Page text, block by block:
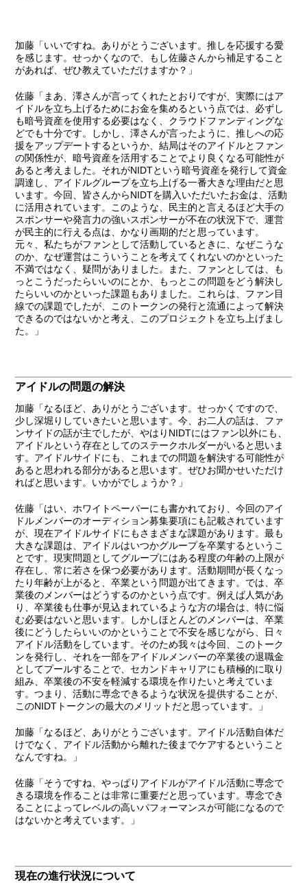
加藤「いいですね。ありがとうございます。推しを応援する愛
を感じます。せっかくなので、もし佐藤さんから補足すること
があれば、ぜひ教えていただけますか？」
佐藤「まあ、澤さんが言ってくれたとおりですが、実際にはア
イドルを立ち上げるためにお金を集めるという点では、必ずし
も暗号資産を使用する必要はなく、クラウドファンディングな
どでも十分です。しかし、澤さんが言ったように、推しへの応
援をアップデートするというか、結局はそのアイドルとファン
の関係性が、暗号資産を活用することでより良くなる可能性が
あると考えました。それがNIDTという暗号資産を発行して資金
調達し、アイドルグループを立ち上げる一番大きな理由だと思
います。今回、皆さんからNIDTを購入いただいたお金は、活動
に活用されています。このような、民主的と言えるほど大手の
スポンサーや発言力の強いスポンサーが不在の状況下で、運営
が民主的に行える点は、かなり画期的だと思っています。
元々、私たちがファンとして活動しているときに、なぜこうな
のか、なぜ運営はこういうことを考えてくれないのかといった
不満ではなく、疑問がありました。また、ファンとしては、も
っとこうだったらいいのにとか、もっとこの問題をどう解決し
たらいいのかといった課題もありました。これらは、ファン目
線での課題でしたが、このトークンの発行と流通によって解決
できるのではないかと考え、このプロジェクトを立ち上げまし
た。」
アイドルの問題の解決
加藤「なるほど、ありがとうございます。せっかくですので、
少し深堀りしていきたいと思います。今、お二人の話は、ファ
ンサイドの話が主でしたが、やはりNIDTにはファン以外にも、
アイドルという存在としてのステークホルダーがいると思いま
す。アイドルサイドにも、これまでの問題を解決する可能性が
あると思われる部分があると思います。ぜひお聞かせいただけ
ればと思います。いかがでしょうか？」
佐藤「はい、ホワイトペーパーにも書かれており、今回のアイ
ドルメンバーのオーディション募集要項にも記載されています
が、現在アイドルサイドにもさまざまな課題があります。最も
大きな課題は、アイドルはいつかグループを卒業するというこ
とです。現実問題としてグループにはある程度の年齢の上限が
存在し、常に若さを保つ必要があります。活動期間が長くなっ
たり年齢が上がると、卒業という問題が出てきます。では、卒
業後のメンバーはどうするのかという点です。例えば人気があ
り、卒業後も仕事が見込まれているような方の場合は、特に悩
む必要はないと思います。しかしほとんどのメンバーは、卒業
後にどうしたらいいのかということで不安を感じながら、日々
アイドル活動をしています。そのため我々は今回、このトーク
ンを発行し、それを一部をアイドルメンバーの卒業後の退職金
としてプールすることで、セカンドキャリアにも積極的に取り
組み、卒業後の不安を軽減する環境を作りたいと考えていま
す。つまり、活動に専念できるような状況を提供することが、
このNIDTトークンの最大のメリットだと思っています。」
加藤「なるほど、ありがとうございます。アイドル活動自体だ
けでなく、アイドル活動から離れた後までケアするということ
なんですね。」
佐藤「そうですね、やっぱりアイドルがアイドル活動に専念で
きる環境を作ることは非常に重要だと思っています。専念でき
ることによってレベルの高いパフォーマンスが可能になるので
はないかと考えています。」
現在の進行状況について